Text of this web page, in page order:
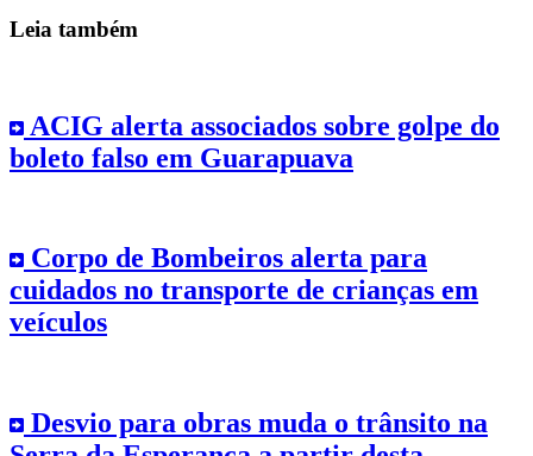
Leia também
ACIG alerta associados sobre golpe do
boleto falso em Guarapuava
Corpo de Bombeiros alerta para
cuidados no transporte de crianças em
veículos
Desvio para obras muda o trânsito na